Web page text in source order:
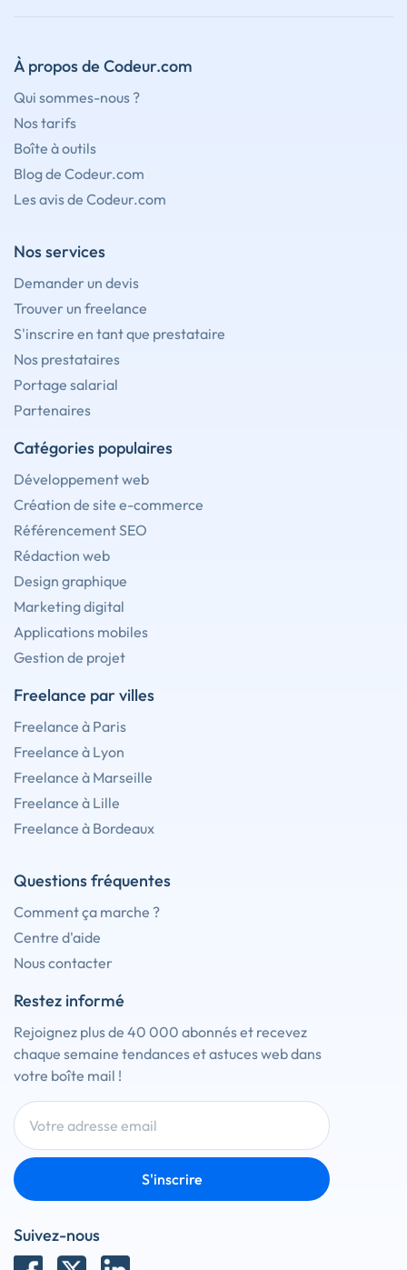
À propos de Codeur.com
Qui sommes-nous ?
Nos tarifs
Boîte à outils
Blog de Codeur.com
Les avis de Codeur.com
Nos services
Demander un devis
Trouver un freelance
S'inscrire en tant que prestataire
Nos prestataires
Portage salarial
Partenaires
Catégories populaires
Développement web
Création de site e-commerce
Référencement SEO
Rédaction web
Design graphique
Marketing digital
Applications mobiles
Gestion de projet
Freelance par villes
Freelance à Paris
Freelance à Lyon
Freelance à Marseille
Freelance à Lille
Freelance à Bordeaux
Questions fréquentes
Comment ça marche ?
Centre d'aide
Nous contacter
Restez informé
Rejoignez plus de 40 000 abonnés et recevez
chaque semaine tendances et astuces web dans
votre boîte mail !
S'inscrire
Suivez-nous